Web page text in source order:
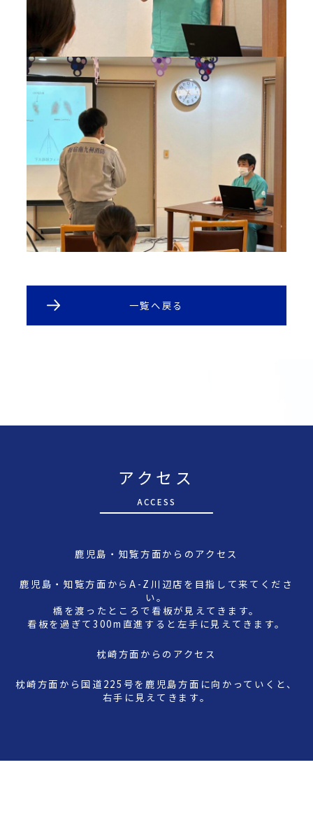
一覧へ戻る
アクセス
ACCESS
鹿児島・知覧方面からのアクセス
鹿児島・知覧方面からA-Z川辺店を目指して来てくださ
い。
橋を渡ったところで看板が見えてきます。
看板を過ぎて300m直進すると左手に見えてきます。
枕崎方面からのアクセス
枕崎方面から国道225号を鹿児島方面に向かっていくと、
右手に見えてきます。